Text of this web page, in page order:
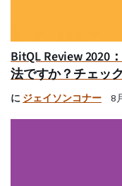
BitQL Review 2020
法ですか？チェッ
に ジェイソンコナー 8